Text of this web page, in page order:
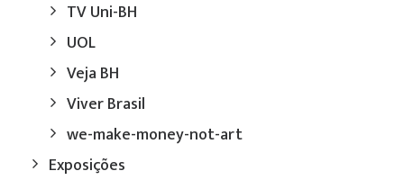
TV Uni-BH
UOL
Veja BH
Viver Brasil
we-make-money-not-art
Exposições